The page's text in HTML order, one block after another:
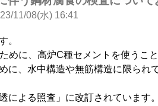
11/08(水) 16:41
。
めに、高炉C種セメントを使うこと
に、水中構造や無筋構造に限られ
による照査」に改訂されています。